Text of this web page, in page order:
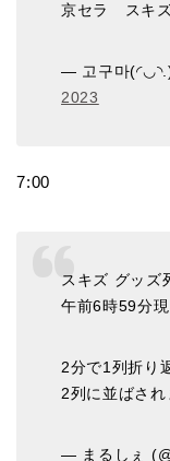
京セラ スキ
— 고구마
2023
7:00
スキズ グッズ
午前6時59分
2分で1列折り
2列に並ばされ
— まるしぇ